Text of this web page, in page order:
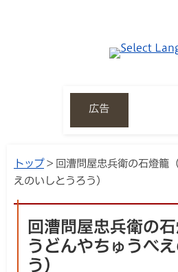
広告
トップ> 回漕問屋忠兵衛の石燈籠
えのいしとうろう）
回漕問屋忠兵衛の
うどんやちゅうべ
う）